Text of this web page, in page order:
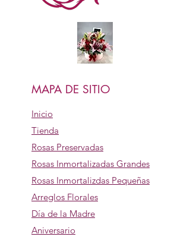
MAPA DE SITIO
Inicio
Tienda
Rosas Preservadas
Rosas Inmortalizadas Grandes
Rosas Inmortalizdas Pequeñas
Arreglos Florales
Día de la Madre
Aniversario